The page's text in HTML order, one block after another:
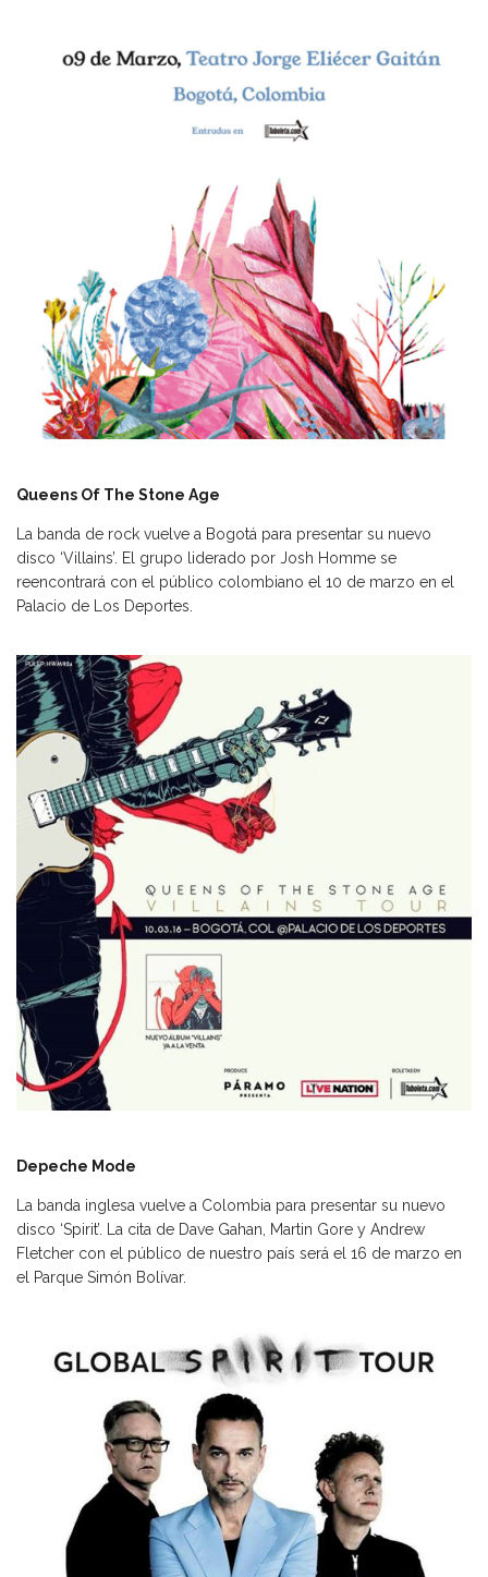
Queens Of The Stone Age
La banda de rock vuelve a Bogotá para presentar su nuevo
disco ‘Villains’. El grupo liderado por Josh Homme se
reencontrará con el público colombiano el 10 de marzo en el
Palacio de Los Deportes.
Depeche Mode
La banda inglesa vuelve a Colombia para presentar su nuevo
disco ‘Spirit’. La cita de Dave Gahan, Martin Gore y Andrew
Fletcher con el público de nuestro país será el 16 de marzo en
el Parque Simón Bolívar.